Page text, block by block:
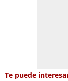
Te puede